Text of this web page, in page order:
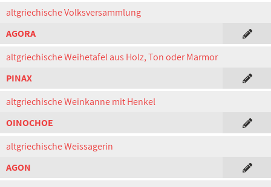
altgriechische Volksversammlung
AGORA
altgriechische Weihetafel aus Holz, Ton oder Marmor
PINAX
altgriechische Weinkanne mit Henkel
OINOCHOE
altgriechische Weissagerin
AGON